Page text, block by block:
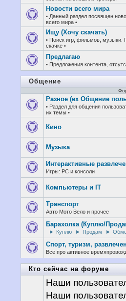
Новости всего мира
• Данный раздел посвящен
всего мира •
Ищу (Хочу скачать)
• Поиск игр, фильмов,
скачке •
Предлагаю
• Предложения контента,
Общение
Разное (ex Общение
• Раздел для общения
их темы •
Кино
Музыка
Интерактивные
Игры: PC и консоли
Компьютеры и IT
Транспорт
Авто Мото Вело и прочее
Барахолка (Куплю/
► Куплю ► Продам ►
Спорт, туризм,
Все про активное
Кто сейчас на форуме
Наши
Наши